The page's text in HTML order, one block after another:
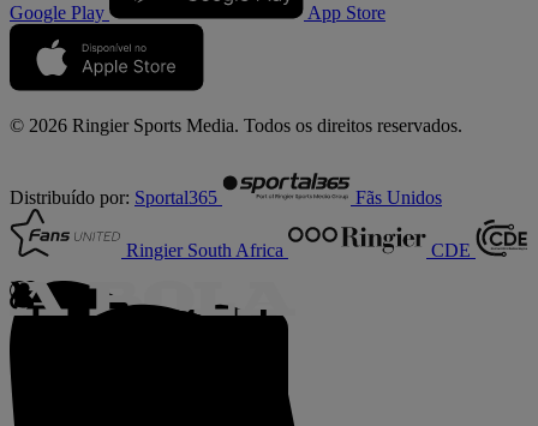
Google Play App Store
© 2026 Ringier Sports Media. Todos os direitos reservados.
Distribuído por: Sportal365 Fãs Unidos
Ringier South Africa CDE